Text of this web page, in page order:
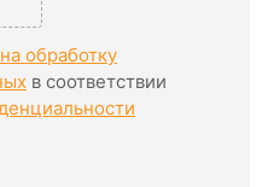
обработку
в соответствии